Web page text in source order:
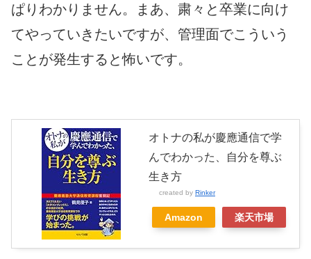
ぱりわかりません。まあ、粛々と卒業に向け
てやっていきたいですが、管理面でこういう
ことが発生すると怖いです。
オトナの私が慶應通信で学
んでわかった、自分を尊ぶ
生き方
created by Rinker
Amazon 楽天市場